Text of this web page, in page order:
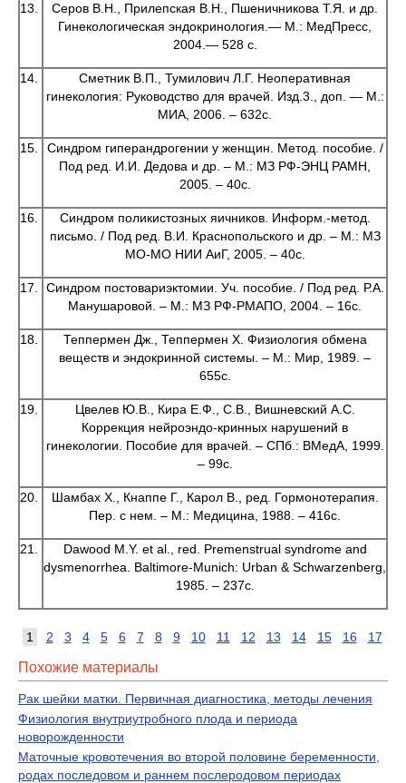
13.
Серов В.Н., Прилепская В.Н., Пшеничникова Т.Я. и др.
Гинекологическая эндокринология.— М.: МедПресс,
2004.— 528 с.
14.
Сметник В.П., Тумилович Л.Г. Неоперативная
гинекология: Руководство для врачей. Изд.3., доп. — М.:
МИА, 2006. – 632с.
15.
Синдром гиперандрогении у женщин. Метод. пособие. /
Под ред. И.И. Дедова и др. – М.: МЗ РФ-ЭНЦ РАМН,
2005. – 40с.
16.
Синдром поликистозных яичников. Информ.-метод.
письмо. / Под ред. В.И. Краснопольского и др. – М.: МЗ
МО-МО НИИ АиГ, 2005. – 40с.
17.
Синдром постовариэктомии. Уч. пособие. / Под ред. Р.А.
Манушаровой. – М.: МЗ РФ-РМАПО, 2004. – 16с.
18.
Теппермен Дж., Теппермен Х. Физиология обмена
веществ и эндокринной системы. – М.: Мир, 1989. –
655с.
19.
Цвелев Ю.В., Кира Е.Ф., С.В., Вишневский А.С.
Коррекция нейроэндо-кринных нарушений в
гинекологии. Пособие для врачей. – СПб.: ВМедА, 1999.
– 99с.
20.
Шамбах Х., Кнаппе Г., Карол В., ред. Гормонотерапия.
Пер. с нем. – М.: Медицина, 1988. – 416с.
21.
Dawood M.Y. et al., red. Premenstrual syndrome and
dysmenorrhea. Baltimore-Munich: Urban & Schwarzenberg,
1985. – 237c.
1 2 3 4 5 6 7 8 9 10 11 12 13 14 15 16 17
Похожие материалы
Рак шейки матки. Первичная диагностика, методы лечения
Физиология внутриутробного плода и периода
новорожденности
Маточные кровотечения во второй половине беременности,
родах последовом и раннем послеродовом периодах